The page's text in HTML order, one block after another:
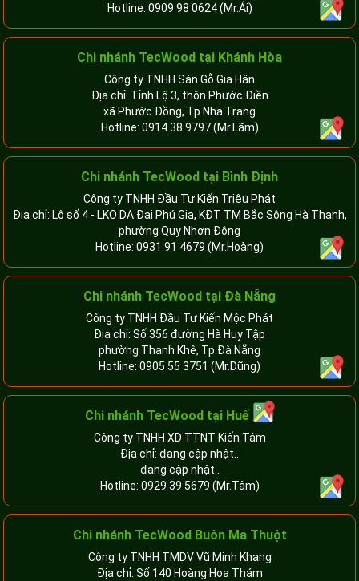
Hotline: 0909 98 0624(Mr.Ái)
Chi nhánh TecWood tại Khánh Hòa
Công ty TNHH Sàn Gỗ Gia Hân
Địa chỉ: Tỉnh Lộ 3, thôn Phước Điền
xã Phước Đồng, Tp.Nha Trang
Hotline: 0914 38 9797(Mr.Lãm)
Chi nhánh TecWood tại Bình Định
Công ty TNHH Đầu Tư Kiến Triệu Phát
Địa chỉ: Lô số 4 - LKO DA Đại Phú Gia, KĐT TM Bắc Sông Hà Thanh,
phường Quy Nhơn Đông
Hotline: 0931 91 4679 (Mr.Hoàng)
Chi nhánh TecWood tại Đà Nẵng
Công ty TNHH Đầu Tư Kiến Mộc Phát
Địa chỉ: Số 356 đường Hà Huy Tập
phường Thanh Khê, Tp.Đà Nẵng
Hotline: 0905 55 3751 (Mr.Dũng)
Chi nhánh TecWood tại Huế
Công ty TNHH XD TTNT Kiến Tâm
Địa chỉ: đang cập nhật..
đang cập nhật..
Hotline: 0929 39 5679 (Mr.Tâm)
Chi nhánh TecWood Buôn Ma Thuột
Công ty TNHH TMDV Vũ Minh Khang
Địa chỉ: Số 140 Hoàng Hoa Thám